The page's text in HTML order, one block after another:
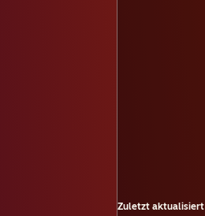
Zuletzt aktualisiert